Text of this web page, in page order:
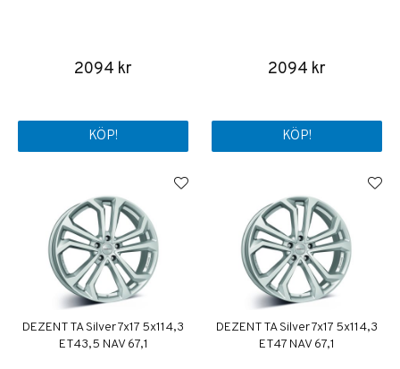
2094 kr
KÖP!
2094 kr
KÖP!
DEZENT TA Silver 7x17 5x114,3
ET43,5 NAV 67,1
DEZENT TA Silver 7x17 5x114,3
ET47 NAV 67,1